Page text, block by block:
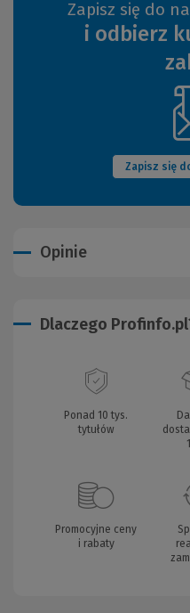
Zapisz się do
i odbierz
Zapisz się
Opinie
Dlaczego
Ponad 10 tys.
tytułów
Promocyjne ceny
i rabaty